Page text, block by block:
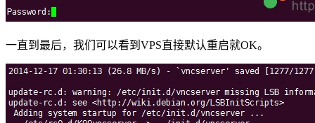
一直到最后，我们可以看到VPS直接默认重启就OK。